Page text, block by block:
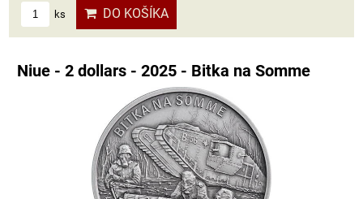
ks DO KOŠÍKA
Niue - 2 dollars - 2025 - Bitka na Somme